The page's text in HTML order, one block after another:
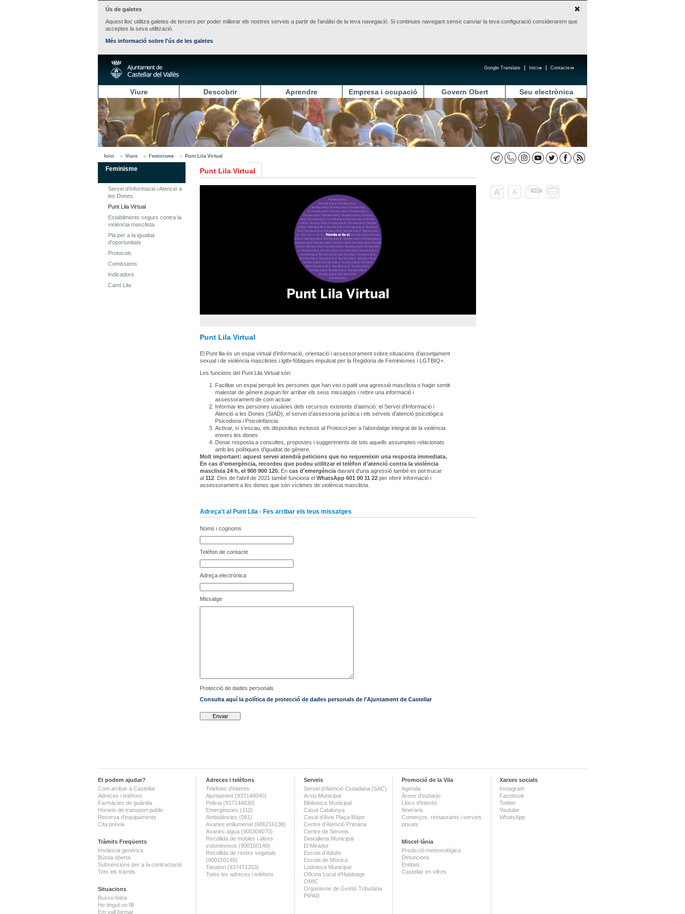
Ús de galetes
Aquest lloc utilitza galetes de tercers per poder millorar els nostres serveis a partir de l'anàlisi de la teva navegació. Si continues navegant sense canviar la teva configuració considerarem que
acceptes la seva utilització.
Més informació sobre l'ús de les galetes
Contacte
Inici
Google Translate
Viure Descobrir Aprendre Empresa i ocupació Govern Obert Seu electrònica
Inici Viure Feminisme Punt Lila Virtual
Feminisme
Servei d'Informació i Atenció a
les Dones
Punt Lila Virtual
Establiments segurs contra la
violència masclista
Pla per a la igualtat
d'oportunitats
Protocols
Comissions
Indicadors
Camí Lila
Punt Lila Virtual
Punt Lila Virtual
El Punt lila és un espai virtual d’informació, orientació i assessorament sobre situacions d’assetjament
sexual i de violència masclistes i lgtbi-fòbiques impulsat per la Regidoria de Feminismes i LGTBIQ+.
Les funcions del Punt Lila Virtual són:
Facilitar un espai perquè les persones que han vist o patit una agressió masclista o hagin sentit
malestar de gènere puguin fer arribar els seus missatges i rebre una informació i
assessorament de com actuar.
Informar les persones usuàries dels recursos existents d’atenció: el Servei d’Informació i
Atenció a les Dones (SIAD), el servei d’assessoria jurídica i els serveis d’atenció psicològica
Psicodona i Psicoinfància.
Activar, si s’escau, els dispositius inclosos al Protocol per a l’abordatge integral de la violència
envers les dones
Donar resposta a consultes, propostes i suggeriments de tots aquells assumptes relacionats
amb les polítiques d’igualtat de gènere.
Molt important: aquest servei atendrà peticions que no requereixin una resposta immediata.
En cas d’emergència, recordeu que podeu utilitzar el telèfon d’atenció contra la violència
masclista 24 h, el 900 900 120. En cas d'emergència davant d'una agressió també es pot trucar
al 112 . Des de l'abril de 2021 també funciona el WhatsApp 601 00 11 22 per oferir informació i
assessorament a les dones que són víctimes de violència masclista.
Adreça't al Punt Lila - Fes arribar els teus missatges
Noms i cognoms
Telèfon de contacte
Adreça electrònica
Missatge
Protecció de dades personals
Consulta aquí la política de protecció de dades personals de l'Ajuntament de Castellar
Et podem ajudar?
Com arribar a Castellar
Adreces i telèfons
Farmàcies de guàrdia
Horaris de transport públic
Reserva d'equipaments
Cita prèvia
Tràmits Freqüents
Instància genèrica
Bústia oberta
Subvencions per a la contractació
Tots els tràmits
Situacions
Busco feina
He tingut un fill
Em vull formar
Adreces i telèfons
Telèfons d'interès
Ajuntament (937144040)
Policia (937144830)
Emergències (112)
Ambulàncies (061)
Avaries enllumenat (686216138)
Avaries aigua (900304070)
Recollida de mobles i altres
voluminosos (900150140)
Recollida de restes vegetals
(900150140)
Tanatori (937471203)
Totes les adreces i telèfons
Serveis
Servei d'Atenció Ciutadana (SAC)
Arxiu Municipal
Biblioteca Municipal
Casal Catalunya
Casal d'Avis Plaça Major
Centre d'Atenció Primària
Centre de Serveis
Deixalleria Municipal
El Mirador
Escola d'Adults
Escola de Música
Ludoteca Municipal
Oficina Local d'Habitatge
OMIC
Organisme de Gestió Tributària
PIPAD
Promoció de la Vila
Agenda
Àrees d'esbarjo
Llocs d'interès
Itineraris
Comerços, restaurants i serveis
privats
Miscel·lània
Predicció meteorològica
Defuncions
Entitats
Castellar en xifres
Xarxes socials
Instagram
Facebook
Twitter
Youtube
WhatsApp